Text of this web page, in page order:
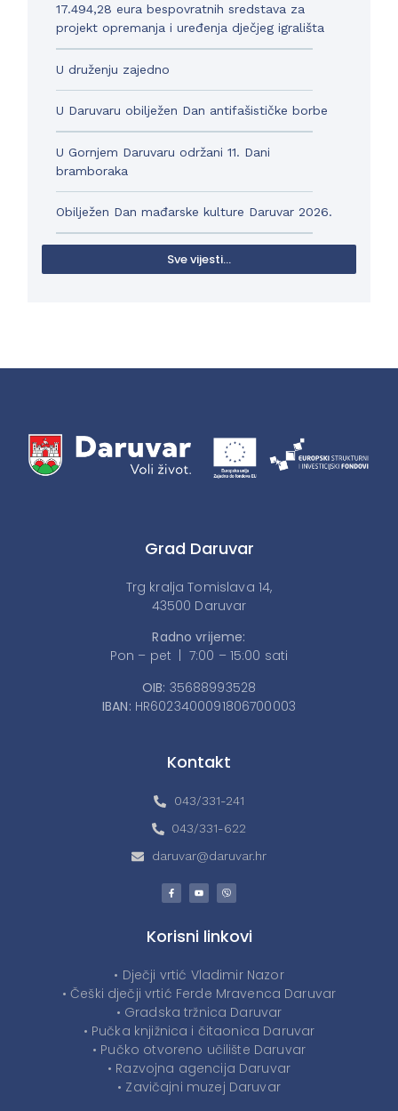
17.494,28 eura bespovratnih sredstava za
projekt opremanja i uređenja dječjeg igrališta
U druženju zajedno
U Daruvaru obilježen Dan antifašističke borbe
U Gornjem Daruvaru održani 11. Dani
bramboraka
Obilježen Dan mađarske kulture Daruvar 2026.
Sve vijesti...
Grad Daruvar
Trg kralja Tomislava 14,
43500 Daruvar
Radno vrijeme:
Pon – pet | 7:00 – 15:00 sati
OIB: 35688993528
IBAN: HR6023400091806700003
Kontakt
043/331-241
043/331-622
daruvar@daruvar.hr
Korisni linkovi
• Dječji vrtić Vladimir Nazor
• Češki dječji vrtić Ferde Mravenca Daruvar
• Gradska tržnica Daruvar
• Pučka knjižnica i čitaonica Daruvar
• Pučko otvoreno učilište Daruvar
• Razvojna agencija Daruvar
• Zavičajni muzej Daruvar